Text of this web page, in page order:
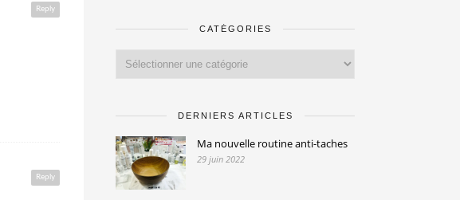
Reply
Reply
CATÉGORIES
DERNIERS ARTICLES
Ma nouvelle routine anti-taches
29 juin 2022